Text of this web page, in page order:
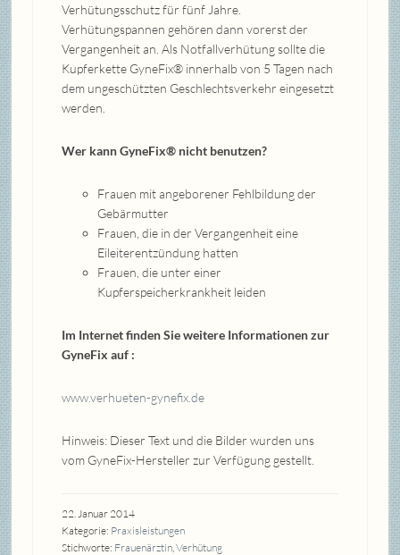
Verhütungsschutz für fünf Jahre.
Verhütungspannen gehören dann vorerst der
Vergangenheit an. Als Notfallverhütung sollte die
Kupferkette GyneFix® innerhalb von 5 Tagen nach
dem ungeschützten Geschlechtsverkehr eingesetzt
werden.
Wer kann GyneFix® nicht benutzen?
Frauen mit angeborener Fehlbildung der
Gebärmutter
Frauen, die in der Vergangenheit eine
Eileiterentzündung hatten
Frauen, die unter einer
Kupferspeicherkrankheit leiden
Im Internet finden Sie weitere Informationen zur
GyneFix auf :
www.verhueten-gynefix.de
Hinweis: Dieser Text und die Bilder wurden uns
vom GyneFix-Hersteller zur Verfügung gestellt.
22. Januar 2014
Kategorie: Praxisleistungen
Stichworte: Frauenärztin, Verhütung